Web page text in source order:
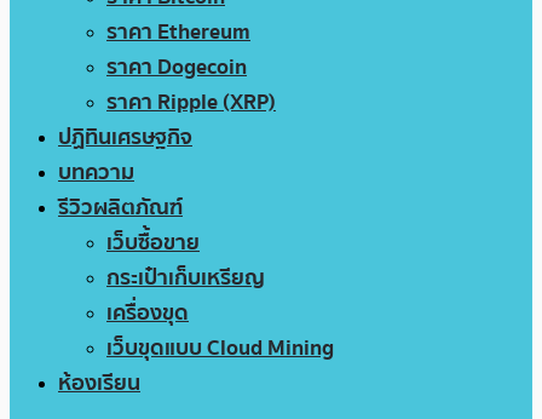
ราคา Ethereum
ราคา Dogecoin
ราคา Ripple (XRP)
ปฏิทินเศรษฐกิจ
บทความ
รีวิวผลิตภัณฑ์
เว็บซื้อขาย
กระเป๋าเก็บเหรียญ
เครื่องขุด
เว็บขุดแบบ Cloud Mining
ห้องเรียน